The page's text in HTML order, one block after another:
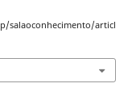
salaoconhecimento/articl